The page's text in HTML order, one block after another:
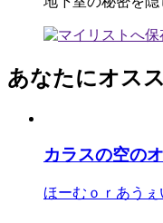
あなたにオス
カラスの空の
ほーむｏｒあうぇ